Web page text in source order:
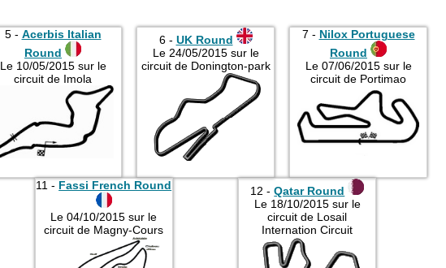
2024
2025
2026
5 - Acerbis Italian
Round
Le 10/05/2015 sur le
circuit de Imola
6 - UK Round
Le 24/05/2015 sur le
circuit de Donington-park
7 - Nilox Portuguese
Round
Le 07/06/2015 sur le
circuit de Portimao
11 - Fassi French Round
Le 04/10/2015 sur le
circuit de Magny-Cours
12 -Qatar Round
Le 18/10/2015 sur le
circuit de Losail
Internation Circuit